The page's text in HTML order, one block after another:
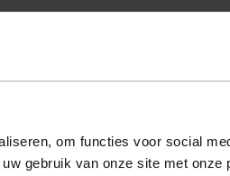
om functies voor social
gebruik van onze site met onze